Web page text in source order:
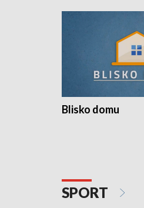
Blisko domu
SPORT